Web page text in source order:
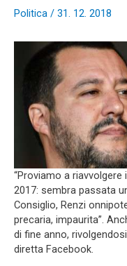
Politica / 31. 12. 2018
“Proviamo a
2017: sembra passata
Consiglio, Renzi
precaria, impaurita”.
di fine anno,
diretta Facebook.